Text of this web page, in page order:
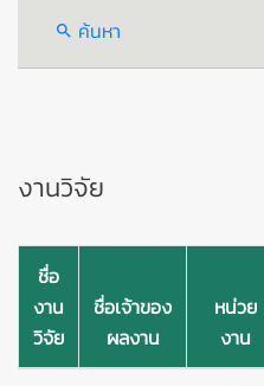
ค้นหา
งานวิจัย
ชื่อ
งาน
วิจัย
ชื่อเจ้าของ
ผลงาน
หน่วย
งาน